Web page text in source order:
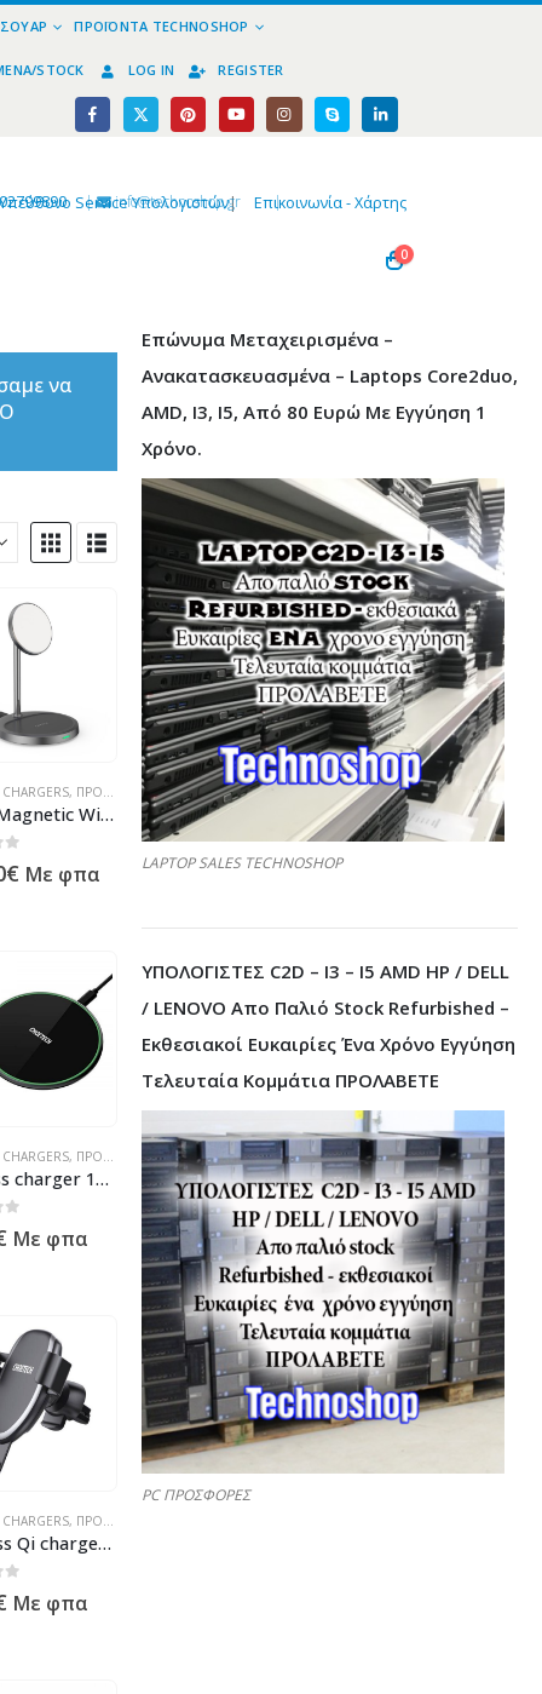
ΠΡΟΪΌΝΤΑ TECHNOSHOP
STOCK LOG IN REGISTER
| info@technoshop,gr |
Υπεύθυνο Service Υπολογιστών| Επικοινωνία - Χάρτης
0
να
CHARGERS, ΠΡΟΪΌΝΤΑ ΠΛΗΡΟΦΟΡΙΚΉΣ - ΚΙΝΗΤΉΣ ΤΗΛΕΦΩΝΊΑΣ - ΗΛΕΚΤΡΟΝΙΚΆ
2-in-1 Magnetic Wireless Charger / Stand – 15W
€ Με φπα
CHARGERS, ΠΡΟΪΌΝΤΑ ΠΛΗΡΟΦΟΡΙΚΉΣ - ΚΙΝΗΤΉΣ ΤΗΛΕΦΩΝΊΑΣ - ΗΛΕΚΤΡΟΝΙΚΆ
wireless charger 15W
Με φπα
CHARGERS, ΠΡΟΪΌΝΤΑ ΠΛΗΡΟΦΟΡΙΚΉΣ - ΚΙΝΗΤΉΣ ΤΗΛΕΦΩΝΊΑΣ - ΗΛΕΚΤΡΟΝΙΚΆ
Wireless Qi charger holder for in the car – 10W
Με φπα
Επώνυμα Μεταχειρισμένα –
Ανακατασκευασμένα – Laptops Core2duo,
AMD, I3, I5, Από 80 Ευρώ Με Εγγύηση 1
Χρόνο.
LAPTOP SALES TECHNOSHOP
ΥΠΟΛΟΓΙΣΤΕΣ C2D – I3 – I5 AMD HP / DELL
/ LENOVO Απο Παλιό Stock Refurbished –
Εκθεσιακοί Ευκαιρίες Ένα Χρόνο Εγγύηση
Τελευταία Κομμάτια ΠΡΟΛΑΒΕΤΕ
PC ΠΡΟΣΦΟΡΕΣ